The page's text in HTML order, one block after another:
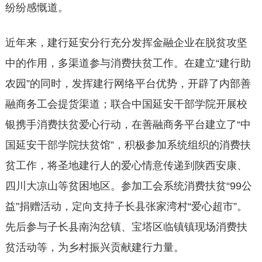
纷纷感慨道。
近年来，建行延安分行充分发挥金融企业在脱贫攻坚
中的作用，多渠道参与消费扶贫工作。在建立“建行助
农园”的同时，发挥建行网络平台优势，开辟了内部善
融商务工会提货渠道；联合中国延安干部学院开展校
银携手消费扶贫爱心行动，在善融商务平台建立了“中
国延安干部学院扶贫馆”，积极参加系统组织的消费扶
贫工作，将圣地建行人的爱心情意传递到陕西安康、
四川大凉山等贫困地区。参加工会系统消费扶贫“99公
益”捐赠活动，定向支持子长县张家湾村“爱心超市”。
先后参与子长县南沟岔镇、宝塔区临镇镇现场消费扶
贫活动等，为乡村振兴贡献建行力量。